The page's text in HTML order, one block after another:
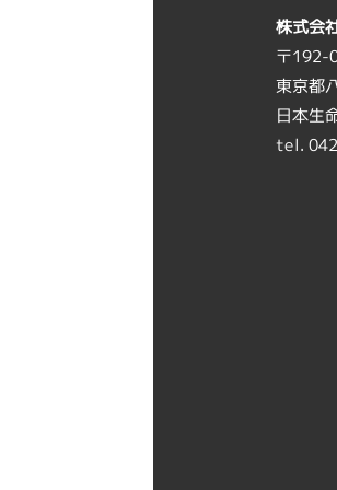
株式会
〒192-
東京都
日本生
tel.